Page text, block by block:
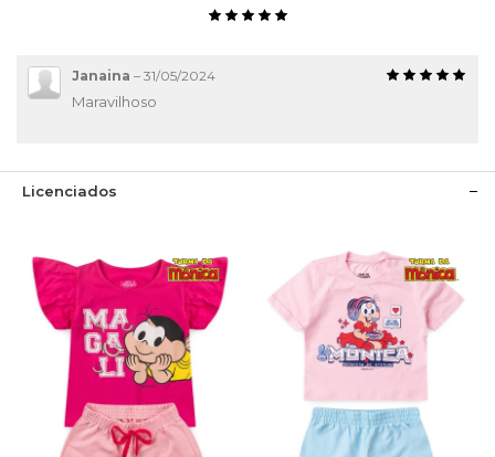
Janaina – 31/05/2024
Maravilhoso
Licenciados